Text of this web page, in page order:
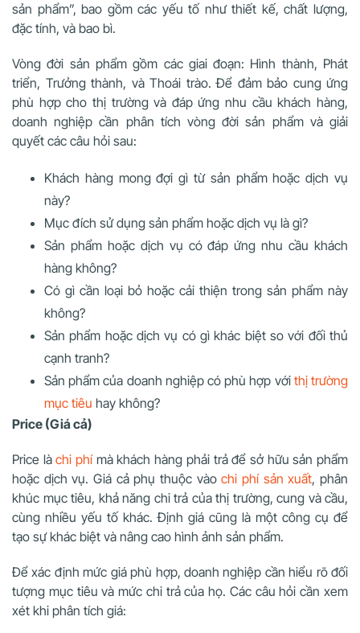
sản phẩm”, bao gồm các yếu tố như thiết kế, chất lượng,
đặc tính, và bao bì.
Vòng đời sản phẩm gồm các giai đoạn: Hình thành, Phát
triển, Trưởng thành, và Thoái trào. Để đảm bảo cung ứng
phù hợp cho thị trường và đáp ứng nhu cầu khách hàng,
doanh nghiệp cần phân tích vòng đời sản phẩm và giải
quyết các câu hỏi sau:
Khách hàng mong đợi gì từ sản phẩm hoặc dịch vụ
này?
Mục đích sử dụng sản phẩm hoặc dịch vụ là gì?
Sản phẩm hoặc dịch vụ có đáp ứng nhu cầu khách
hàng không?
Có gì cần loại bỏ hoặc cải thiện trong sản phẩm này
không?
Sản phẩm hoặc dịch vụ có gì khác biệt so với đối thủ
cạnh tranh?
Sản phẩm của doanh nghiệp có phù hợp với thị trường
mục tiêu hay không?
Price (Giá cả)
Price làchi phímà khách hàng phải trả để sở hữu sản phẩm
hoặc dịch vụ. Giá cả phụ thuộc vàochi phí sản xuất, phân
khúc mục tiêu, khả năng chi trả của thị trường, cung và cầu,
cùng nhiều yếu tố khác. Định giá cũng là một công cụ để
tạo sự khác biệt và nâng cao hình ảnh sản phẩm.
Để xác định mức giá phù hợp, doanh nghiệp cần hiểu rõ đối
tượng mục tiêu và mức chi trả của họ. Các câu hỏi cần xem
xét khi phân tích giá: